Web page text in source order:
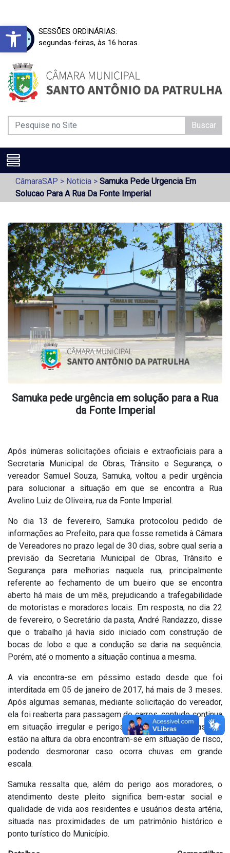
Barra de Ferramentas Aberta
SESSÕES ORDINÁRIAS:
segundas-feiras, às 16 horas.
Buscar
CâmaraSAP > Noticia > Samuka Pede Urgencia Em
Solucao Para A Rua Da Fonte Imperial
Samuka pede urgência em solução para a Rua
da Fonte Imperial
Após inúmeras solicitações oficiais e extraoficiais para a
Secretaria Municipal de Obras, Trânsito e Segurança, o
vereador Samuel Souza, Samuka, voltou a pedir urgência
para solucionar a situação em que se encontra a Rua
Avelino Luiz de Oliveira, rua da Fonte Imperial.
No dia 13 de fevereiro, Samuka protocolou pedido de
informações ao Prefeito, para que fosse remetida à Câmara
de Vereadores no prazo legal de 30 dias, sobre qual seria a
previsão da Secretaria Municipal de Obras, Trânsito e
Segurança para melhorias naquela rua, principalmente
referente ao fechamento de um bueiro que se encontra
aberto há mais de um mês, prejudicando a trafegabilidade
de motoristas e moradores locais. Em resposta, no dia 22
de fevereiro, o Secretário da pasta, André Randazzo, disse
que o trabalho já havia sido iniciado com construção de
bocas de lobo e que a condução se daria na sequência.
Porém, até o momento a situação continua a mesma.
A via encontra-se em péssimo estado desde que foi
interditada em 05 de janeiro de 2017, há mais de 3 meses.
Após algumas semanas, mediante solicitação do vereador,
ela foi reaberta para passagem de carros, contudo continua
em situação irregular e perigosa. Algumas das casas que
estão na altura da obra encontram-se em situação de risco,
podendo desmoronar caso ocorra chuvas em grande
escala.
Samuka ressalta que, além do perigo aos moradores, o
atendimento deste pleito significa bem-estar social e
qualidade de vida aos residentes e usuários desta artéria,
situada nas proximidades de um patrimônio histórico e
ponto turístico do Município.